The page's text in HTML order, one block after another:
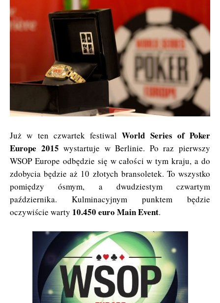
Już w ten czwartek festiwal World Series of Poker
Europe 2015 wystartuje w Berlinie. Po raz pierwszy
WSOP Europe odbędzie się w całości w tym kraju, a do
zdobycia będzie aż 10 złotych bransoletek. To wszystko
pomiędzy ósmym, a dwudziestym czwartym
października. Kulminacyjnym punktem będzie
oczywiście warty 10.450 euro Main Event.